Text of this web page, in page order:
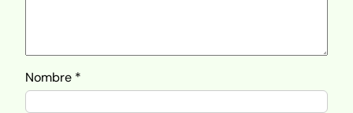
Nombre *